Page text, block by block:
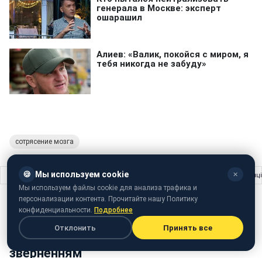
сотрясение мозга
Главная › Шоу бизнес › "Розумію і співчуваю": Лара Фабіан вразила
ШОУ БИЗНЕС 04 декабря 2016 · 16:45
"Розумію і співчуваю": Лара Фабіан
вразила українців зворушливим
зверненням
🍪 Мы используем cookie ✕
Мы используем файлы cookie для анализа трафика и
персонализации контента. Прочитайте нашу Политику
конфиденциальности. Подробнее
Отклонить Принять все